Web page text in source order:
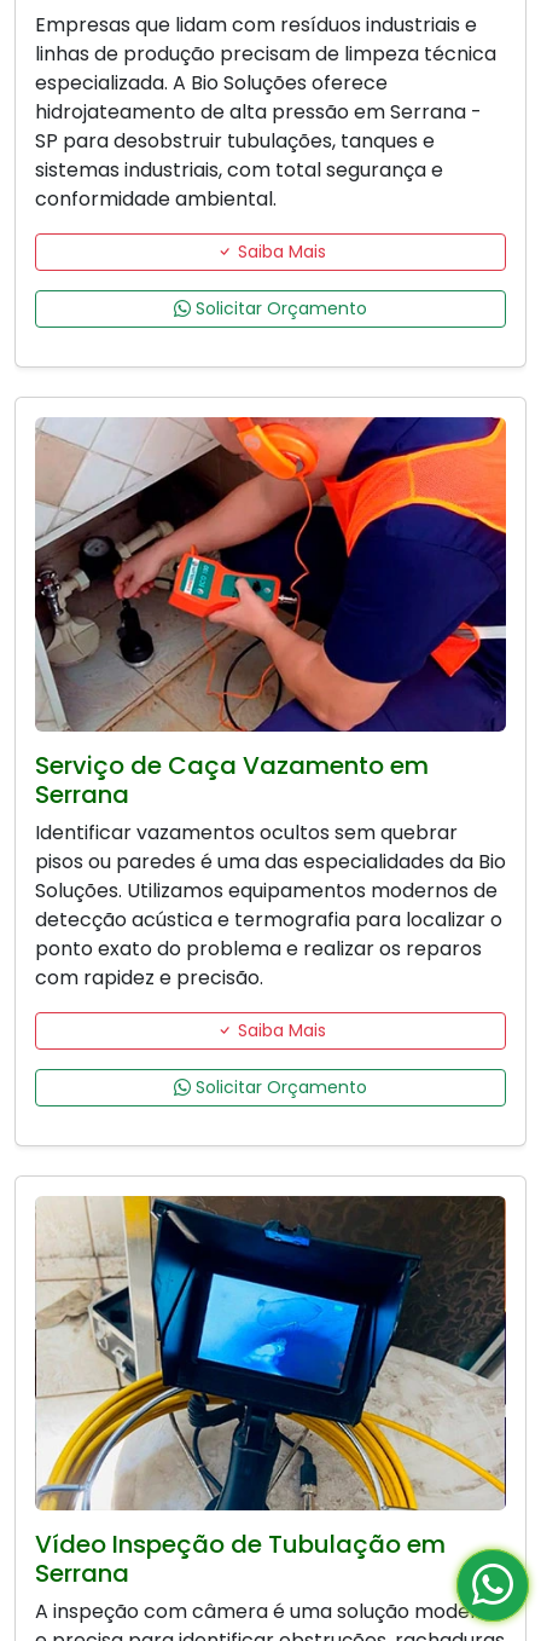
Empresas que lidam com resíduos industriais e
linhas de produção precisam de limpeza técnica
especializada. A Bio Soluções oferece
hidrojateamento de alta pressão em Serrana -
SP para desobstruir tubulações, tanques e
sistemas industriais, com total segurança e
conformidade ambiental.
Saiba Mais
Solicitar Orçamento
Serviço de Caça Vazamento em
Serrana
Identificar vazamentos ocultos sem quebrar
pisos ou paredes é uma das especialidades da Bio
Soluções. Utilizamos equipamentos modernos de
detecção acústica e termografia para localizar o
ponto exato do problema e realizar os reparos
com rapidez e precisão.
Saiba Mais
Solicitar Orçamento
Vídeo Inspeção de Tubulação em
Serrana
A inspeção com câmera é uma solução moderna